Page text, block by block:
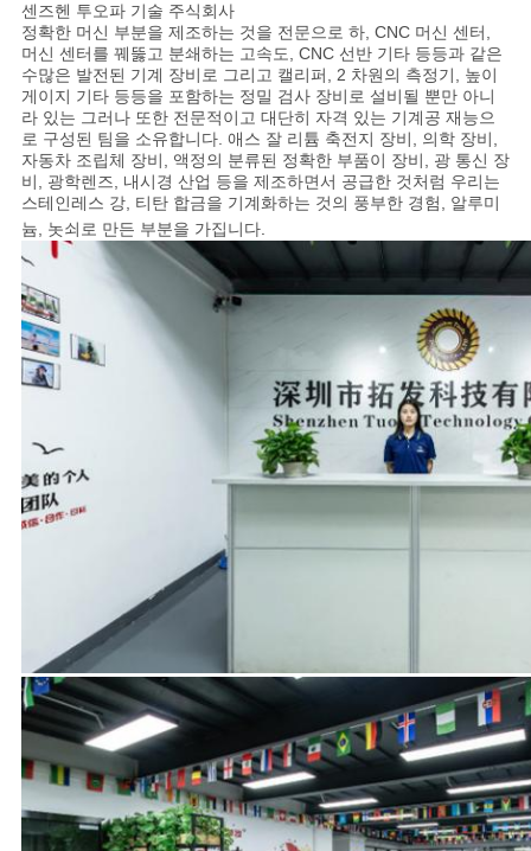
센즈헨 투오파 기술 주식회사
정확한 머신 부분을 제조하는 것을 전문으로 하, CNC 머신 센터,
머신 센터를 꿰뚫고 분쇄하는 고속도, CNC 선반 기타 등등과 같은
수많은 발전된 기계 장비로 그리고 캘리퍼, 2 차원의 측정기, 높이
게이지 기타 등등을 포함하는 정밀 검사 장비로 설비될 뿐만 아니
라 있는 그러나 또한 전문적이고 대단히 자격 있는 기계공 재능으
로 구성된 팀을 소유합니다. 애스 잘 리튬 축전지 장비, 의학 장비,
자동차 조립체 장비, 액정의 분류된 정확한 부품이 장비, 광 통신 장
비, 광학렌즈, 내시경 산업 등을 제조하면서 공급한 것처럼 우리는
스테인레스 강, 티탄 합금을 기계화하는 것의 풍부한 경험, 알루미
늄, 놋쇠로 만든 부분을 가집니다.